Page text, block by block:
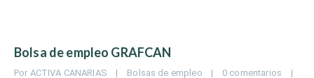
Bolsa de empleo GRAFCAN
Por ACTIVA CANARIAS | Bolsas de empleo | 0 comentarios
|